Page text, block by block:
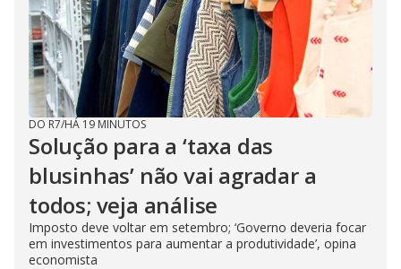
DO R7/HÁ 19 MINUTOS
Solução para a ‘taxa das
blusinhas’ não vai agradar a
todos; veja análise
Imposto deve voltar em setembro; ‘Governo deveria focar
em investimentos para aumentar a produtividade’, opina
economista